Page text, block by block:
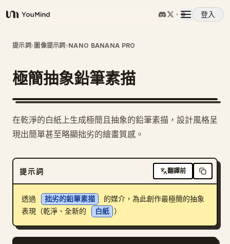
YouMind
登入
概覽
使用案例
定價
下載
提示詞› 圖像提示詞 ›NANO BANANA PRO
極簡抽象鉛筆素描
1
在乾淨的白紙上生成極簡且抽象的鉛筆素描，設計風格呈
現出簡單甚至略顯拙劣的繪畫質感。
提示詞 翻譯前
透過 拙劣的鉛筆素描
的媒介，為此創作最極簡的抽象
表現（乾淨、全新的
白紙 ）